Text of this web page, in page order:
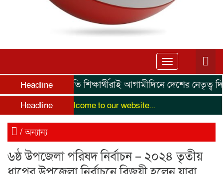
Toggle
navigation
Headline
কৃতি শিক্ষার্থীরাই আগামীদিনে দেশের নেতৃত্ব দিবে
Headline
Wellcome to our website...
/অন্যান্য
৬ষ্ঠ উপজেলা পরিষদ নির্বাচন – ২০২৪ তৃতীয়